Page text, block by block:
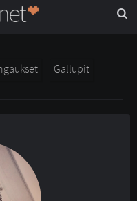
Gallupit